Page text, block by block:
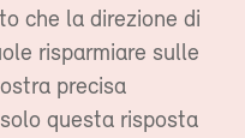
che la direzione di
risparmiare sulle
precisa
questa risposta